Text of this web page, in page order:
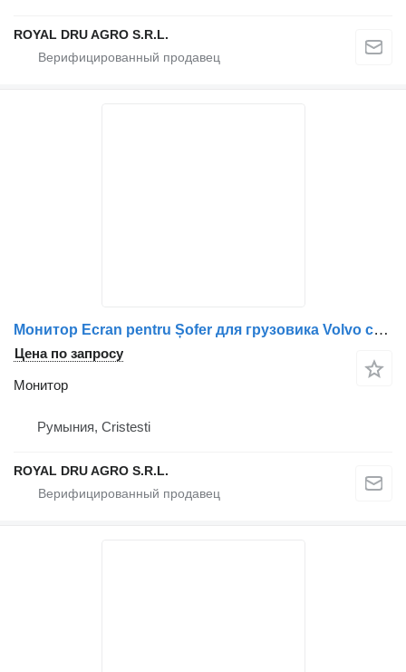
ROYAL DRU AGRO S.R.L.
Монитор Ecran pentru Șofer для грузовика Volvo cu Conectori Ethernet și de Alimentare
Цена по запросу
Монитор
Румыния, Cristesti
ROYAL DRU AGRO S.R.L.